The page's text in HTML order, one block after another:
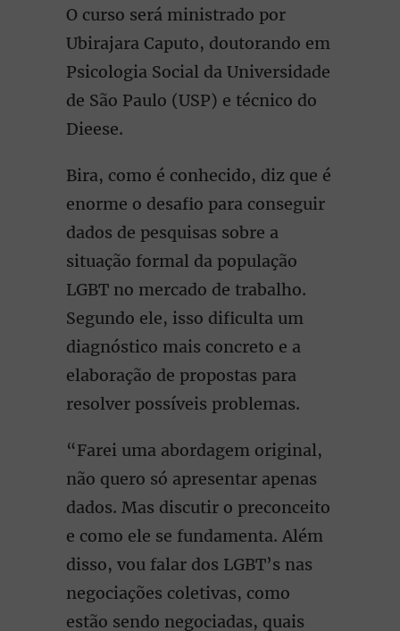
O curso será ministrado por
Ubirajara Caputo, doutorando em
Psicologia Social da Universidade
de São Paulo (USP) e técnico do
Dieese.
Bira, como é conhecido, diz que é
enorme o desafio para conseguir
dados de pesquisas sobre a
situação formal da população
LGBT no mercado de trabalho.
Segundo ele, isso dificulta um
diagnóstico mais concreto e a
elaboração de propostas para
resolver possíveis problemas.
“Farei uma abordagem original,
não quero só apresentar apenas
dados. Mas discutir o preconceito
e como ele se fundamenta. Além
disso, vou falar dos LGBT’s nas
negociações coletivas, como
estão sendo negociadas, quais